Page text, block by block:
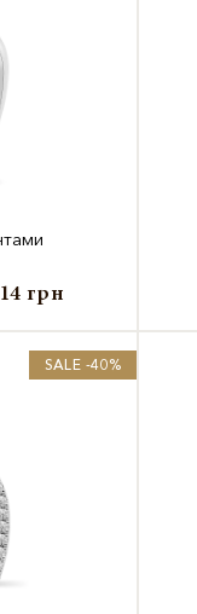
грн
SALE -40%